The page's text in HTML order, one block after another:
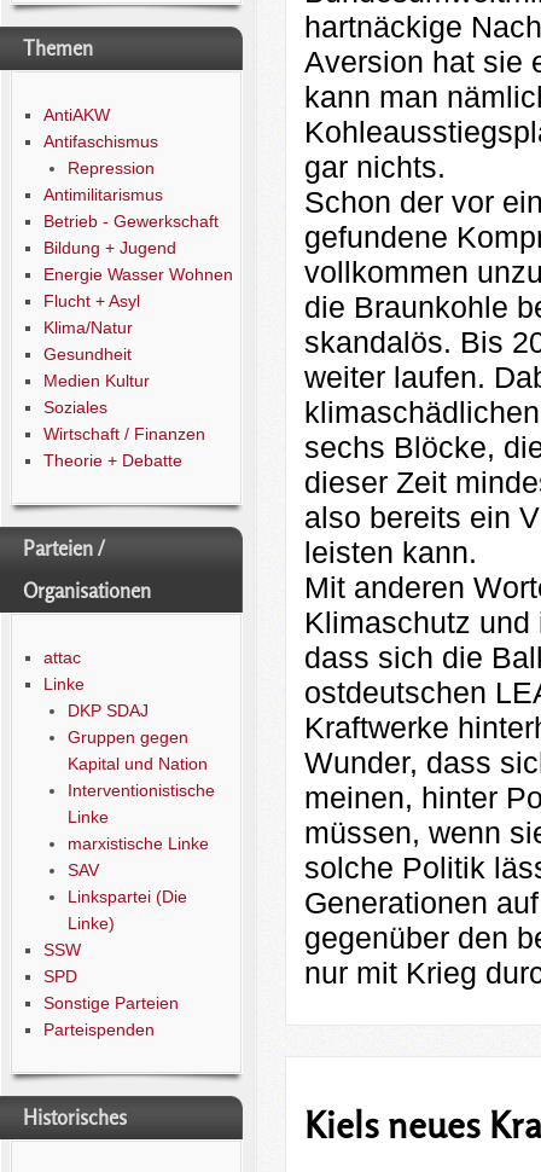
Themen
AntiAKW
Antifaschismus
Repression
Antimilitarismus
Betrieb - Gewerkschaft
Bildung + Jugend
Energie Wasser Wohnen
Flucht + Asyl
Klima/Natur
Gesundheit
Medien Kultur
Soziales
Wirtschaft / Finanzen
Theorie + Debatte
Parteien /
Organisationen
attac
Linke
DKP SDAJ
Gruppen gegen
Kapital und Nation
Interventionistische
Linke
marxistische Linke
SAV
Linkspartei (Die
Linke)
SSW
SPD
Sonstige Parteien
Parteispenden
Historisches
hartnäckige
Aversion hat sie
kann man
gar nichts.
Schon der vor
gefundene
vollkommen
die Braunkohle
skandalös. Bis
weiter laufen.
sechs Blöcke,
dieser Zeit
also bereits ein
leisten kann.
Mit anderen
Klimaschutz
dass sich die
ostdeutschen
Kraftwerke
Wunder, dass
meinen, hinter
müssen, wenn
solche Politik
Generationen
gegenüber den
nur mit Krieg
Kiels neues